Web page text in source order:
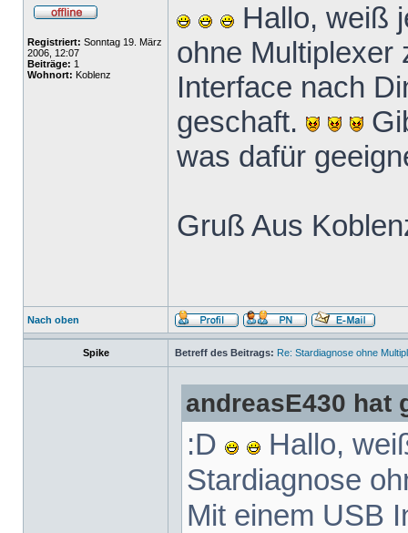
Registriert: Sonntag 19. März
2006, 12:07
Beiträge: 1
Wohnort: Koblenz
Hallo, weiß
ohne Multiplexer
Interface nach
geschaft.
was dafür
Gruß Aus
Nach oben
Spike Betreff des Beitrags: Re: Stardiagnose ohne
andreasE430 hat
:D
Hallo,
Stardiagnose
Mit einem USB